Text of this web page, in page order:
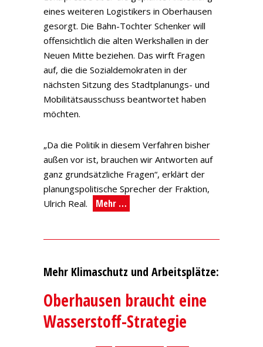
eines weiteren Logistikers in Oberhausen
gesorgt. Die Bahn-Tochter Schenker will
offensichtlich die alten Werkshallen in der
Neuen Mitte beziehen. Das wirft Fragen
auf, die die Sozialdemokraten in der
nächsten Sitzung des Stadtplanungs- und
Mobilitätsausschuss beantwortet haben
möchten.
„Da die Politik in diesem Verfahren bisher
außen vor ist, brauchen wir Antworten auf
ganz grundsätzliche Fragen“, erklärt der
planungspolitische Sprecher der Fraktion,
Ulrich Real.
Mehr …
Mehr Klimaschutz und Arbeitsplätze:
Oberhausen braucht eine
Wasserstoff-Strategie